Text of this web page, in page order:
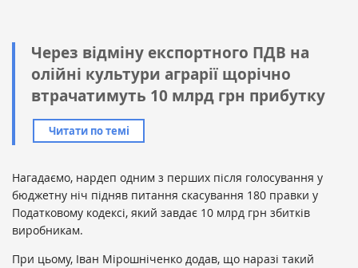
Через відміну експортного ПДВ на
олійні культури аграрії щорічно
втрачатимуть 10 млрд грн прибутку
Читати по темі
Нагадаємо, нардеп одним з перших після голосування у
бюджетну ніч підняв питання скасування 180 правки у
Податковому кодексі, який завдає 10 млрд грн збитків
виробникам.
При цьому, Іван Мірошніченко додав, що наразі такий